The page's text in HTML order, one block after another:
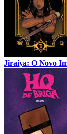
Jiraiya: O Novo